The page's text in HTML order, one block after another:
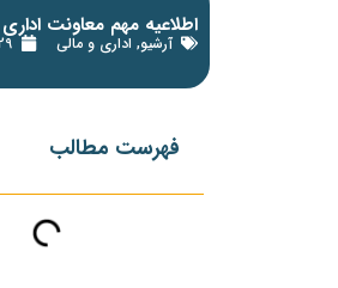
اطلاعیه مهم معاونت
آرشیو, اداری و مالی
فهرست مطالب